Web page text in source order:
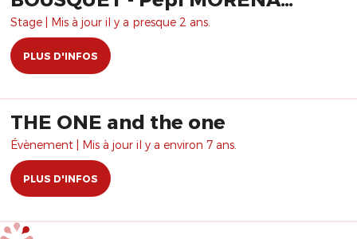
Formation
Stage | Mis à jour il y a presque 2 ans.
PLUS D'INFOS
THE ONE and the one
Évènement | Mis à jour il y a environ 7 ans.
PLUS D'INFOS